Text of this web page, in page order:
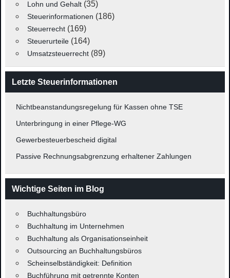
Lohn und Gehalt(35)
Steuerinformationen (186)
Steuerrecht(169)
Steuerurteile(164)
Umsatzsteuerrecht(89)
Letzte Steuerinformationen
Nichtbeanstandungsregelung für Kassen ohne TSE
Unterbringung in einer Pflege-WG
Gewerbesteuerbescheid digital
Passive Rechnungsabgrenzung erhaltener Zahlungen
Wichtige Seiten im Blog
Buchhaltungsbüro
Buchhaltung im Unternehmen
Buchhaltung als Organisationseinheit
Outsourcing an Buchhaltungsbüros
Scheinselbständigkeit: Definition
Buchführung mit getrennte Konten